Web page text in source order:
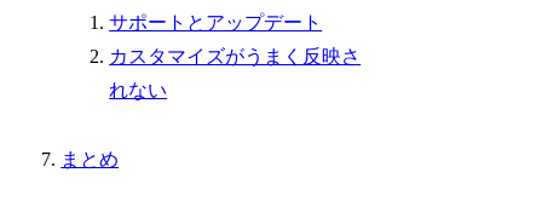
サポートとアップデート
カスタマイズがうまく反映さ
れない
まとめ